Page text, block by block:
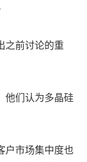
之前讨论的重
他们认为多晶硅
户市场集中度也